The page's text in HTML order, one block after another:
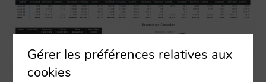
Gérer les préférences relatives aux
cookies